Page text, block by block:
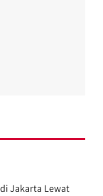
di Jakarta Lewat